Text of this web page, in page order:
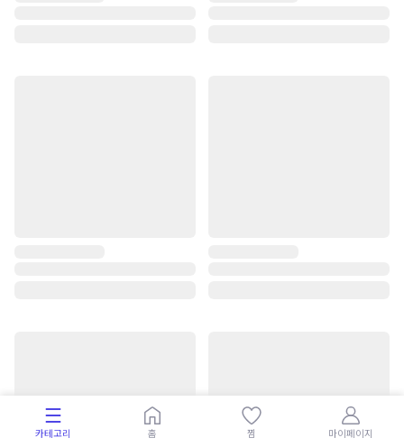
카테고리 홈 찜 마이페이지